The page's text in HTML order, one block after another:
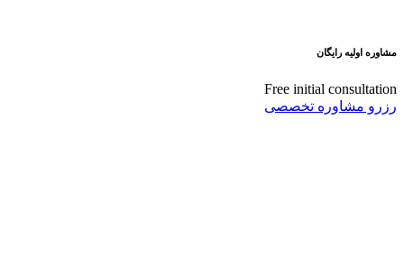
مشاوره اولیه رایگان
Free initial consultation
رزرو مشاوره تخصصی